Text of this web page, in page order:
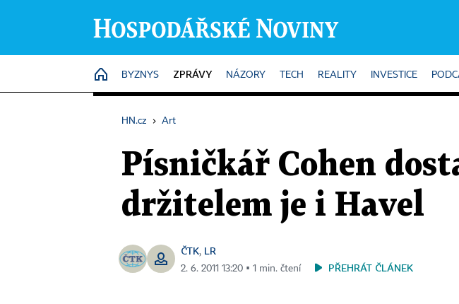
HOME
BYZNYS ZPRÁVY NÁZORY TECH REALITY INVESTICE
HN.cz › Art
Písničkář Cohen
držitelem je i Havel
ČTK, LR
2. 6. 2011 13:20 ▪ 1 min. čtení PŘEHRÁT ČLÁNEK